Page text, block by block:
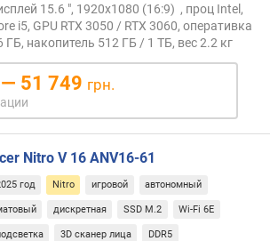
15.6 ", 1920x1080 (16:9) , проц Intel,
i5, GPU RTX 3050 / RTX 3060, оперативка
ГБ, накопитель 512 ГБ / 1 ТБ, вес 2.2 кг
51 749 грн.
Nitro V 16 ANV16-61
год Nitro игровой автономный
дискретная SSD M.2 Wi-Fi 6E
3D сканер лица DDR5